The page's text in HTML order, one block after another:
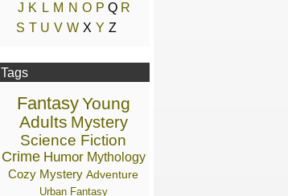
J K L M N O P Q R
S T U V W X Y Z
Tags
FantasyYoung
Adults Mystery
Science Fiction
Crime Humor Mythology
Cozy Mystery Adventure
Urban Fantasy